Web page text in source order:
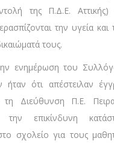
της Π.Δ.Ε.
την υγεία
τους.
ενημέρωση του
ήταν ότι απέστειλαν
τη Διεύθυνση Π.Ε.
την επικίνδυνη
σχολείο για τους